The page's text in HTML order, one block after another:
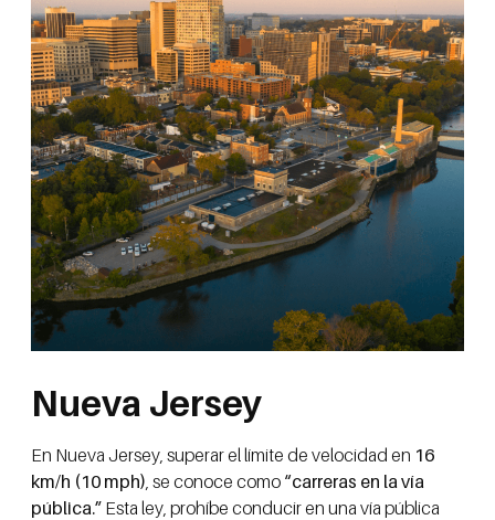
Nueva Jersey
En Nueva Jersey, superar el límite de velocidad en 16
km/h (10 mph) , se conoce como “carreras en la vía
pública.” Esta ley, prohíbe conducir en una vía pública